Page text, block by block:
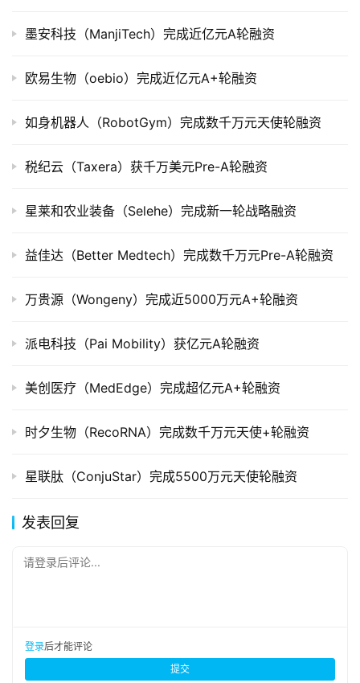
上
投
数
业
院
墨安科技（ManjiTech）完成近亿元A轮融资
欧易生物（oebio）完成近亿元A+轮融资
如身机器人（RobotGym）完成数千万元天使轮融资
税纪云（Taxera）获千万美元Pre-A轮融资
星莱和农业装备（Selehe）完成新一轮战略融资
益佳达（Better Medtech）完成数千万元Pre-A轮融资
万贵源（Wongeny）完成近5000万元A+轮融资
派电科技（Pai Mobility）获亿元A轮融资
美创医疗（MedEdge）完成超亿元A+轮融资
时夕生物（RecoRNA）完成数千万元天使+轮融资
星联肽（ConjuStar）完成5500万元天使轮融资
发表回复
请登录后评论...
登录后才能评论
提交